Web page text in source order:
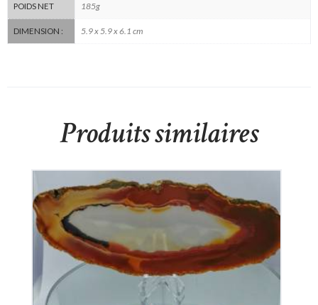
POIDS NET 185g
DIMENSION : 5.9 x 5.9 x 6.1 cm
Produits similaires
Tranche d’Agate